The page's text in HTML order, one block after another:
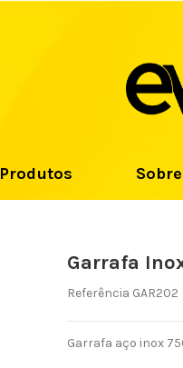
Produtos
Garrafa
Referência GAR202
Garrafa aço inox